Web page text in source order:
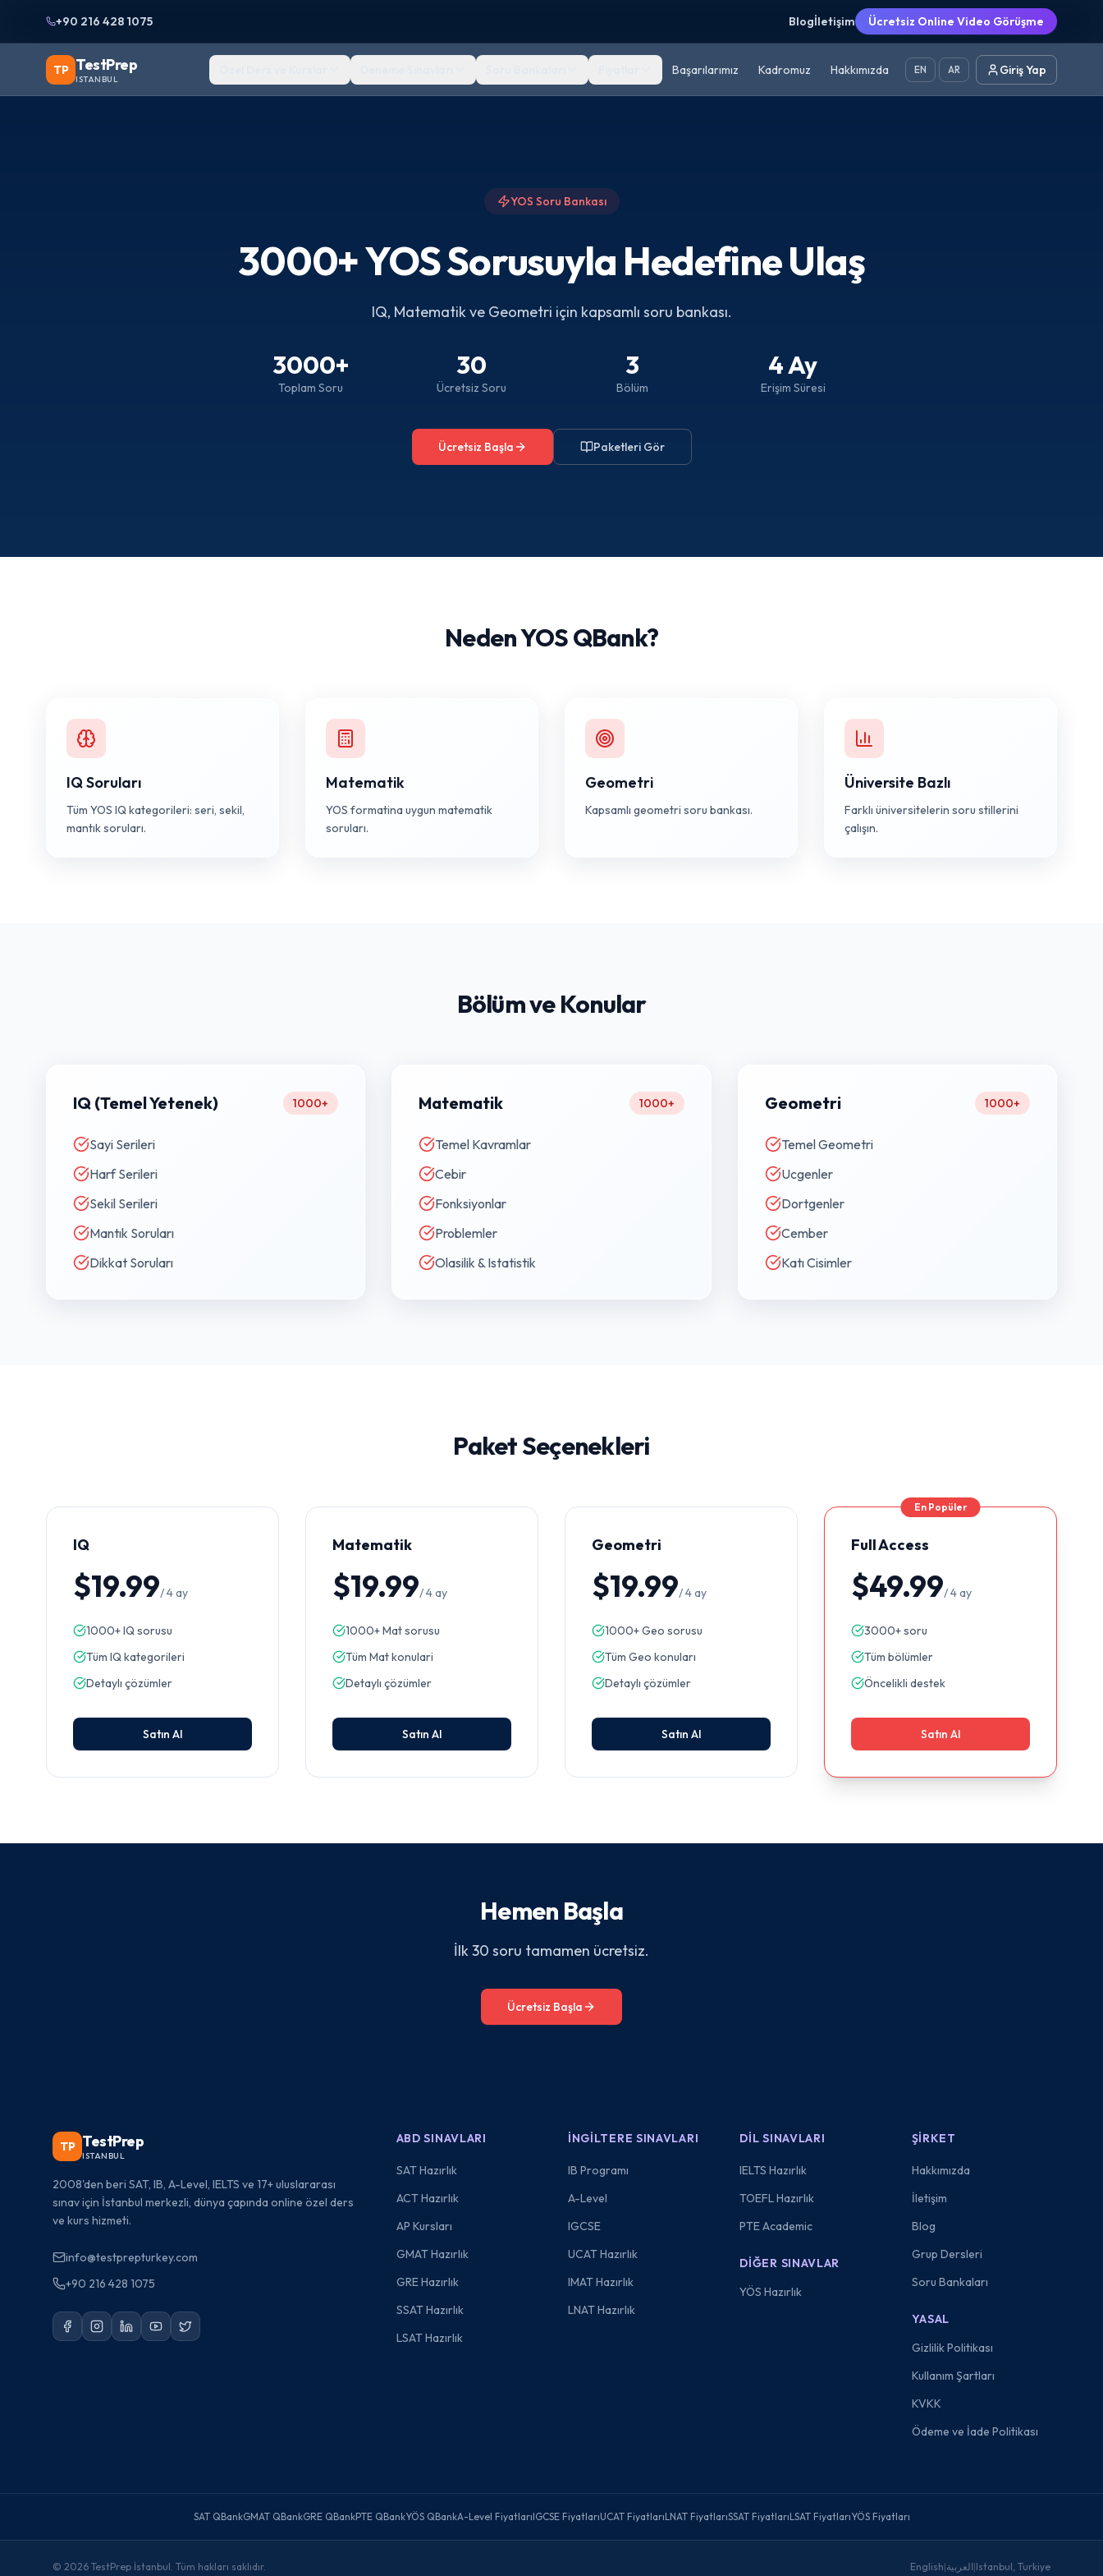
+90 216 428 1075 Blogİletişim Ücretsiz Online Video Görüşme
TP TestPrep
ISTANBUL
Başarılarımız Kadromuz Hakkımızda EN AR Giriş Yap
YOS Soru Bankası
3000+ YOS Sorusuyla Hedefine Ulaş
IQ, Matematik ve Geometri için kapsamlı soru bankası.
3000+
Toplam Soru
30
Ücretsiz Soru
3
Bölüm
4 Ay
Erişim Süresi
Ücretsiz Başla Paketleri Gör
Neden YOS QBank?
IQ Soruları
Tüm YOS IQ kategorileri: seri, sekil,
mantık soruları.
Matematik
YOS formatina uygun matematik
soruları.
Geometri
Kapsamlı geometri soru bankası.
Üniversite Bazlı
Farklı üniversitelerin soru stillerini
çalışın.
Bölüm ve Konular
IQ (Temel Yetenek) 1000+
Sayi Serileri
Harf Serileri
Sekil Serileri
Mantık Soruları
Dikkat Soruları
Matematik 1000+
Temel Kavramlar
Cebir
Fonksiyonlar
Problemler
Olasilik & Istatistik
Geometri 1000+
Temel Geometri
Ucgenler
Dortgenler
Cember
Katı Cisimler
Paket Seçenekleri
IQ
$19.99/4 ay
1000+ IQ sorusu
Tüm IQ kategorileri
Detaylı çözümler
Satın Al
Matematik
$19.99/4 ay
1000+ Mat sorusu
Tüm Mat konulari
Detaylı çözümler
Satın Al
Geometri
$19.99/4 ay
1000+ Geo sorusu
Tüm Geo konuları
Detaylı çözümler
Satın Al
En Popüler
Full Access
$49.99/4 ay
3000+ soru
Tüm bölümler
Öncelikli destek
Satın Al
Hemen Başla
İlk 30 soru tamamen ücretsiz.
Ücretsiz Başla
TP TestPrep
ISTANBUL
2008'den beri SAT, IB, A-Level, IELTS ve 17+ uluslararası
sınav için İstanbul merkezli, dünya çapında online özel ders
ve kurs hizmeti.
info@testprepturkey.com
+90 216 428 1075
ABD SINAVLARI
SAT Hazırlık
ACT Hazırlık
AP Kursları
GMAT Hazırlık
GRE Hazırlık
SSAT Hazırlık
LSAT Hazırlık
İNGILTERE SINAVLARI
IB Programı
A-Level
IGCSE
UCAT Hazırlık
IMAT Hazırlık
LNAT Hazırlık
DIL SINAVLARI
IELTS Hazırlık
TOEFL Hazırlık
PTE Academic
DIĞER SINAVLAR
YÖS Hazırlık
ŞIRKET
Hakkımızda
İletişim
Blog
Grup Dersleri
Soru Bankaları
YASAL
Gizlilik Politikası
Kullanım Şartları
KVKK
Ödeme ve İade Politikası
SAT QBankGMAT QBankGRE QBankPTE QBankYÖS QBankA-Level FiyatlarıIGCSE FiyatlarıUCAT FiyatlarıLNAT FiyatlarıSSAT FiyatlarıLSAT FiyatlarıYÖS Fiyatları
© 2026 TestPrep İstanbul. Tüm hakları saklıdır. English|العربية|Istanbul, Turkiye